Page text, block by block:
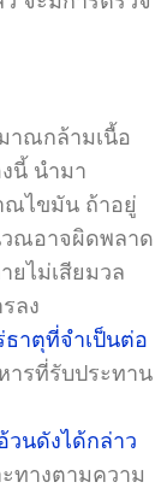
าณกล้ามเนื้อ
นี้ นำมา
ณไขมัน ถ้าอยู่
วณอาจผิดพลาด
ยไม่เสียมวล
ลง
าตุที่จำเป็นต่อ
ารที่รับประทาน
นดังได้กล่าว
ทางตามความ